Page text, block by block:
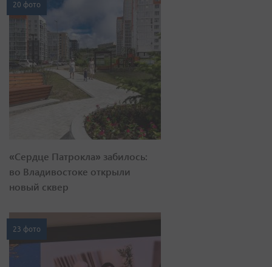
20 фото
«Сердце Патрокла» забилось:
во Владивостоке открыли
новый сквер
23 фото